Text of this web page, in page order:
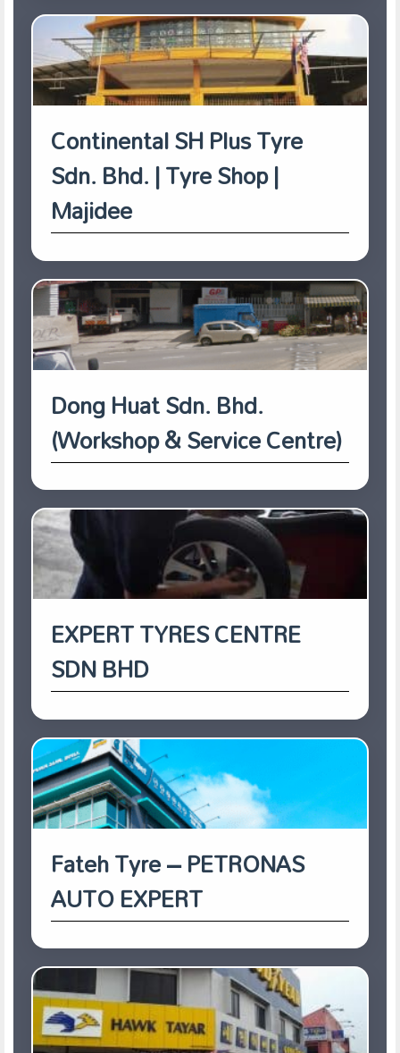
Continental SH Plus Tyre
Sdn. Bhd. | Tyre Shop |
Majidee
Dong Huat Sdn. Bhd.
(Workshop & Service Centre)
EXPERT TYRES CENTRE
SDN BHD
Fateh Tyre – PETRONAS
AUTO EXPERT